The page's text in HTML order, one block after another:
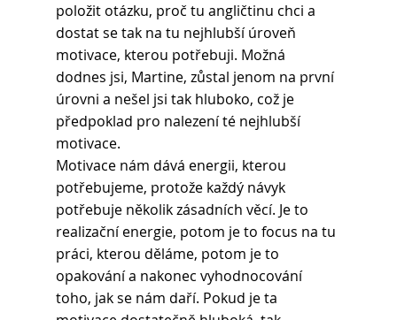
položit otázku, proč tu angličtinu chci a
dostat se tak na tu nejhlubší úroveň
motivace, kterou potřebuji. Možná
dodnes jsi, Martine, zůstal jenom na první
úrovni a nešel jsi tak hluboko, což je
předpoklad pro nalezení té nejhlubší
motivace.
Motivace nám dává energii, kterou
potřebujeme, protože každý návyk
potřebuje několik zásadních věcí. Je to
realizační energie, potom je to focus na tu
práci, kterou děláme, potom je to
opakování a nakonec vyhodnocování
toho, jak se nám daří. Pokud je ta